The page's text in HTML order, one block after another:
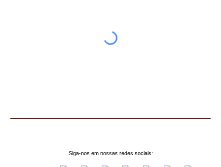
Siga-nos em nossas redes sociais: